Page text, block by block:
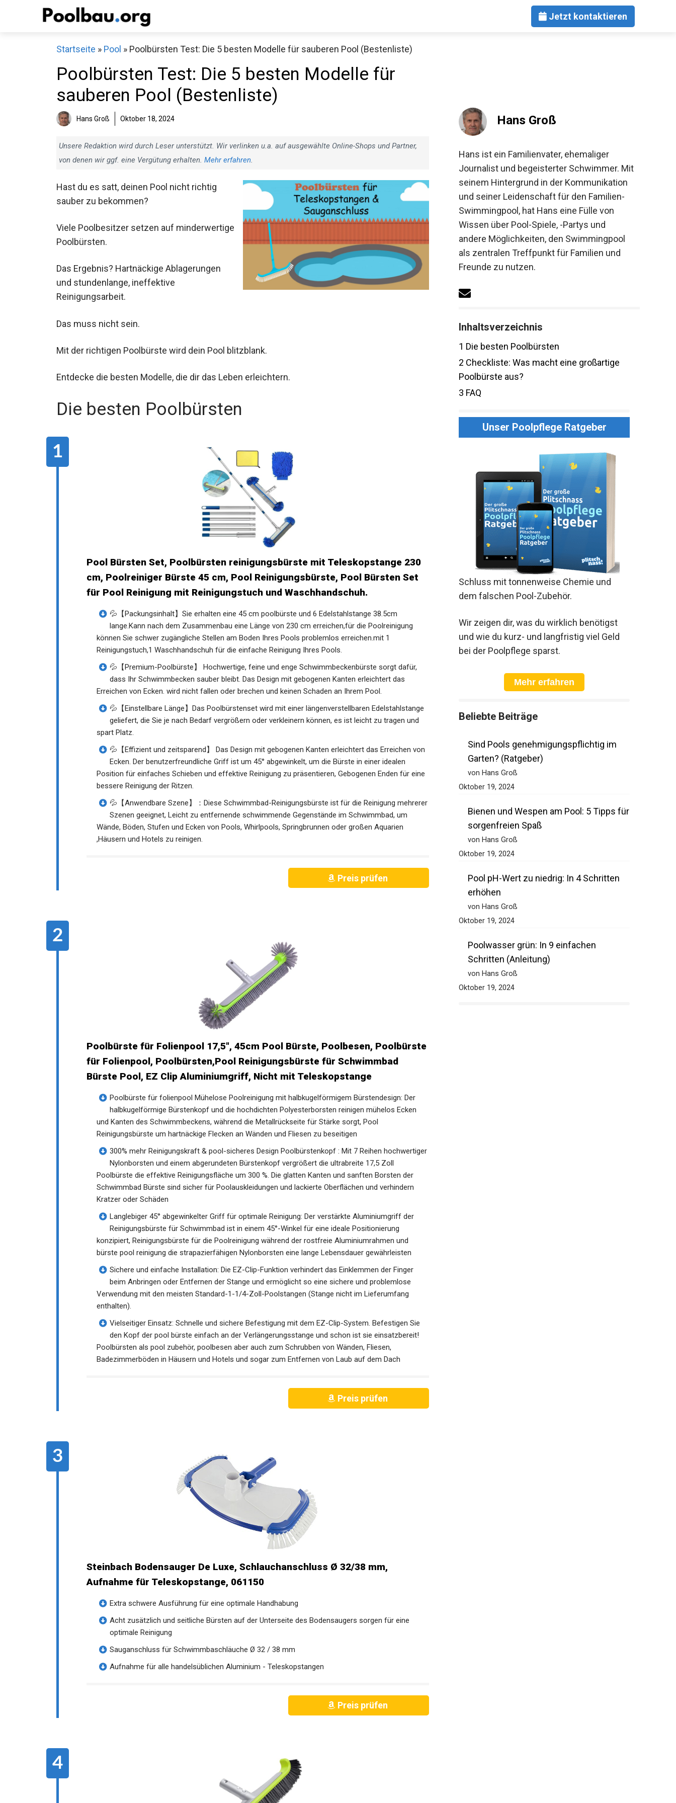
Jetzt kontaktieren
Startseite » Pool » Poolbürsten Test: Die 5 besten Modelle für sauberen Pool (Bestenliste)
Poolbürsten Test: Die 5 besten Modelle für
sauberen Pool (Bestenliste)
Hans Groß Oktober 18, 2024
Unsere Redaktion wird durch Leser unterstützt. Wir verlinken u.a. auf ausgewählte Online-Shops und Partner,
von denen wir ggf. eine Vergütung erhalten. Mehr erfahren.
Hast du es satt, deinen Pool nicht richtig
sauber zu bekommen?
Viele Poolbesitzer setzen auf minderwertige
Poolbürsten.
Das Ergebnis? Hartnäckige Ablagerungen
und stundenlange, ineffektive
Reinigungsarbeit.
Das muss nicht sein.
Mit der richtigen Poolbürste wird dein Pool blitzblank.
Entdecke die besten Modelle, die dir das Leben erleichtern.
Die besten Poolbürsten
Pool Bürsten Set, Poolbürsten reinigungsbürste mit Teleskopstange 230
cm, Poolreiniger Bürste 45 cm, Pool Reinigungsbürste, Pool Bürsten Set
für Pool Reinigung mit Reinigungstuch und Waschhandschuh.
💦【Packungsinhalt】Sie erhalten eine 45 cm poolbürste und 6 Edelstahlstange 38.5cm
lange.Kann nach dem Zusammenbau eine Länge von 230 cm erreichen,für die Poolreinigung
können Sie schwer zugängliche Stellen am Boden Ihres Pools problemlos erreichen.mit 1
Reinigungstuch,1 Waschhandschuh für die einfache Reinigung Ihres Pools.
💦【Premium-Poolbürste】 Hochwertige, feine und enge Schwimmbeckenbürste sorgt dafür,
dass Ihr Schwimmbecken sauber bleibt. Das Design mit gebogenen Kanten erleichtert das
Erreichen von Ecken. wird nicht fallen oder brechen und keinen Schaden an Ihrem Pool.
💦【Einstellbare Länge】Das Poolbürstenset wird mit einer längenverstellbaren Edelstahlstange
geliefert, die Sie je nach Bedarf vergrößern oder verkleinern können, es ist leicht zu tragen und
spart Platz.
💦【Effizient und zeitsparend】 Das Design mit gebogenen Kanten erleichtert das Erreichen von
Ecken. Der benutzerfreundliche Griff ist um 45° abgewinkelt, um die Bürste in einer idealen
Position für einfaches Schieben und effektive Reinigung zu präsentieren, Gebogenen Enden für eine
bessere Reinigung der Ritzen.
💦【Anwendbare Szene】：Diese Schwimmbad-Reinigungsbürste ist für die Reinigung mehrerer
Szenen geeignet, Leicht zu entfernende schwimmende Gegenstände im Schwimmbad, um
Wände, Böden, Stufen und Ecken von Pools, Whirlpools, Springbrunnen oder großen Aquarien
,Häusern und Hotels zu reinigen.
Preis prüfen
Poolbürste für Folienpool 17,5″, 45cm Pool Bürste, Poolbesen, Poolbürste
für Folienpool, Poolbürsten,Pool Reinigungsbürste für Schwimmbad
Bürste Pool, EZ Clip Aluminiumgriff, Nicht mit Teleskopstange
Poolbürste für folienpool Mühelose Poolreinigung mit halbkugelförmigem Bürstendesign: Der
halbkugelförmige Bürstenkopf und die hochdichten Polyesterborsten reinigen mühelos Ecken
und Kanten des Schwimmbeckens, während die Metallrückseite für Stärke sorgt, Pool
Reinigungsbürste um hartnäckige Flecken an Wänden und Fliesen zu beseitigen
300% mehr Reinigungskraft & pool-sicheres Design Poolbürstenkopf : Mit 7 Reihen hochwertiger
Nylonborsten und einem abgerundeten Bürstenkopf vergrößert die ultrabreite 17,5 Zoll
Poolbürste die effektive Reinigungsfläche um 300 %. Die glatten Kanten und sanften Borsten der
Schwimmbad Bürste sind sicher für Poolauskleidungen und lackierte Oberflächen und verhindern
Kratzer oder Schäden
Langlebiger 45° abgewinkelter Griff für optimale Reinigung: Der verstärkte Aluminiumgriff der
Reinigungsbürste für Schwimmbad ist in einem 45°-Winkel für eine ideale Positionierung
konzipiert, Reinigungsbürste für die Poolreinigung während der rostfreie Aluminiumrahmen und
bürste pool reinigung die strapazierfähigen Nylonborsten eine lange Lebensdauer gewährleisten
Sichere und einfache Installation: Die EZ-Clip-Funktion verhindert das Einklemmen der Finger
beim Anbringen oder Entfernen der Stange und ermöglicht so eine sichere und problemlose
Verwendung mit den meisten Standard-1-1/4-Zoll-Poolstangen (Stange nicht im Lieferumfang
enthalten).
Vielseitiger Einsatz: Schnelle und sichere Befestigung mit dem EZ-Clip-System. Befestigen Sie
den Kopf der pool bürste einfach an der Verlängerungsstange und schon ist sie einsatzbereit!
Poolbürsten als pool zubehör, poolbesen aber auch zum Schrubben von Wänden, Fliesen,
Badezimmerböden in Häusern und Hotels und sogar zum Entfernen von Laub auf dem Dach
Preis prüfen
Steinbach Bodensauger De Luxe, Schlauchanschluss Ø 32/38 mm,
Aufnahme für Teleskopstange, 061150
Extra schwere Ausführung für eine optimale Handhabung
Acht zusätzlich und seitliche Bürsten auf der Unterseite des Bodensaugers sorgen für eine
optimale Reinigung
Sauganschluss für Schwimmbaschläuche Ø 32 / 38 mm
Aufnahme für alle handelsüblichen Aluminium - Teleskopstangen
Preis prüfen
Hans Groß
Hans ist ein Familienvater, ehemaliger
Journalist und begeisterter Schwimmer. Mit
seinem Hintergrund in der Kommunikation
und seiner Leidenschaft für den Familien-
Swimmingpool, hat Hans eine Fülle von
Wissen über Pool-Spiele, -Partys und
andere Möglichkeiten, den Swimmingpool
als zentralen Treffpunkt für Familien und
Freunde zu nutzen.
Inhaltsverzeichnis
1 Die besten Poolbürsten
2 Checkliste: Was macht eine großartige
Poolbürste aus?
3 FAQ
Unser Poolpflege Ratgeber
Schluss mit tonnenweise Chemie und
dem falschen Pool-Zubehör.
Wir zeigen dir, was du wirklich benötigst
und wie du kurz- und langfristig viel Geld
bei der Poolpflege sparst.
Mehr erfahren
Beliebte Beiträge
Sind Pools genehmigungspflichtig im
Garten? (Ratgeber)
von Hans Groß
Oktober 19, 2024
Bienen und Wespen am Pool: 5 Tipps für
sorgenfreien Spaß
von Hans Groß
Oktober 19, 2024
Pool pH-Wert zu niedrig: In 4 Schritten
erhöhen
von Hans Groß
Oktober 19, 2024
Poolwasser grün: In 9 einfachen
Schritten (Anleitung)
von Hans Groß
Oktober 19, 2024